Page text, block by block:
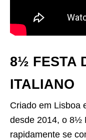
8½ FESTA
ITALIANO
Criado em Lisboa
desde 2014, o 8½
rapidamente se